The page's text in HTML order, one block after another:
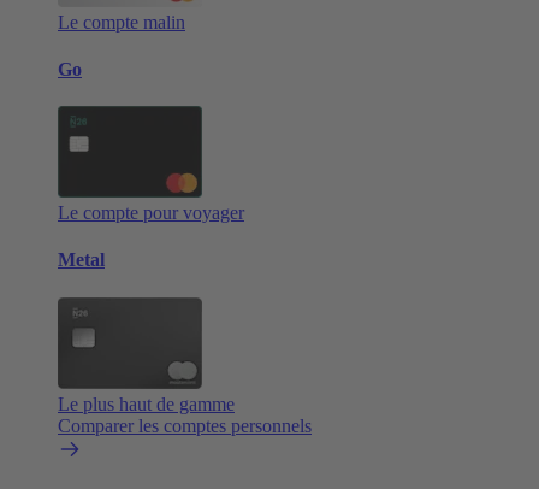
Le compte malin
Go
Le compte pour voyager
Metal
Le plus haut de gamme
Comparer les comptes personnels